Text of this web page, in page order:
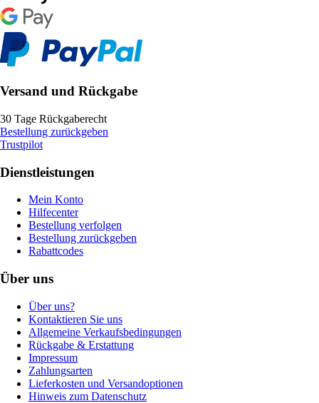
Versand und Rückgabe
30 Tage Rückgaberecht
Bestellung zurückgeben
Trustpilot
Dienstleistungen
Mein Konto
Hilfecenter
Bestellung verfolgen
Bestellung zurückgeben
Rabattcodes
Über uns
Über uns?
Kontaktieren Sie uns
Allgemeine Verkaufsbedingungen
Rückgabe & Erstattung
Impressum
Zahlungsarten
Lieferkosten und Versandoptionen
Hinweis zum Datenschutz